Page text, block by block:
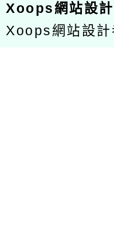
Xoops網站設計
Xoops網站設